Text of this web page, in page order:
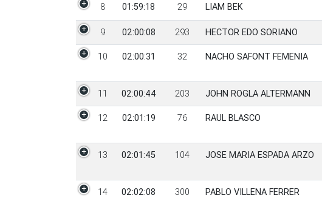
8 01:59:18 29 LIAM BEK
9 02:00:08 293 HECTOR EDO SORIANO
10 02:00:31 32 NACHO SAFONT FEMENIA
11 02:00:44 203 JOHN ROGLA ALTERMANN
12 02:01:19 76 RAUL BLASCO
13 02:01:45 104 JOSE MARIA ESPADA ARZO
14 02:02:08 300 PABLO VILLENA FERRER